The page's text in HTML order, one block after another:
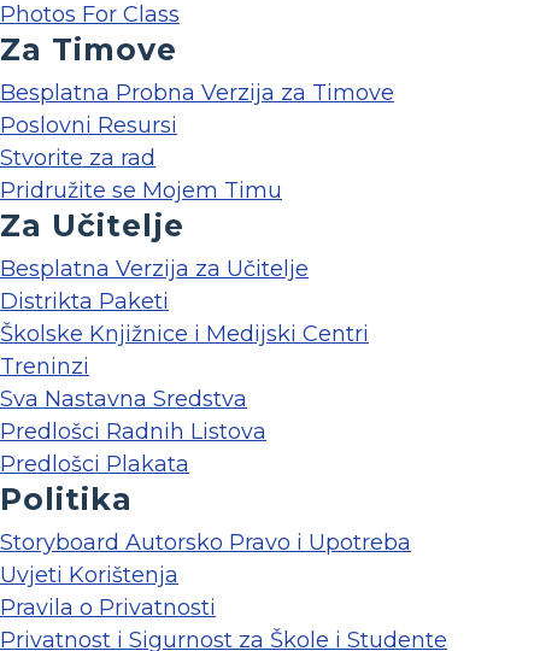
Photos For Class
Za Timove
Besplatna Probna Verzija za Timove
Poslovni Resursi
Stvorite za rad
Pridružite se Mojem Timu
Za Učitelje
Besplatna Verzija za Učitelje
Distrikta Paketi
Školske Knjižnice i Medijski Centri
Treninzi
Sva Nastavna Sredstva
Predlošci Radnih Listova
Predlošci Plakata
Politika
Storyboard Autorsko Pravo i Upotreba
Uvjeti Korištenja
Pravila o Privatnosti
Privatnost i Sigurnost za Škole i Studente